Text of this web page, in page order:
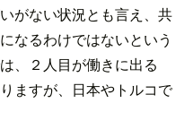
がない状況とも言え、共
なるわけではないという
、２人目が働きに出る
ますが、日本やトルコで